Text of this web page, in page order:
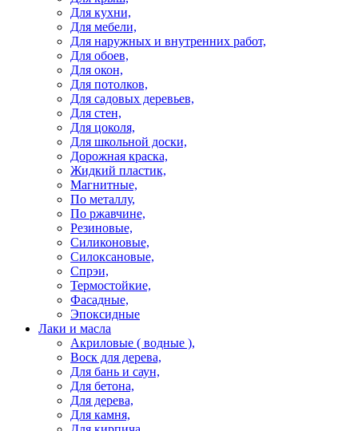
Для кухни,
Для мебели,
Для наружных и внутренних работ,
Для обоев,
Для окон,
Для потолков,
Для садовых деревьев,
Для стен,
Для цоколя,
Для школьной доски,
Дорожная краска,
Жидкий пластик,
Магнитные,
По металлу,
По ржавчине,
Резиновые,
Силиконовые,
Силоксановые,
Спрэи,
Термостойкие,
Фасадные,
Эпоксидные
Лаки и масла
Акриловые ( водные ),
Воск для дерева,
Для бань и саун,
Для бетона,
Для дерева,
Для камня,